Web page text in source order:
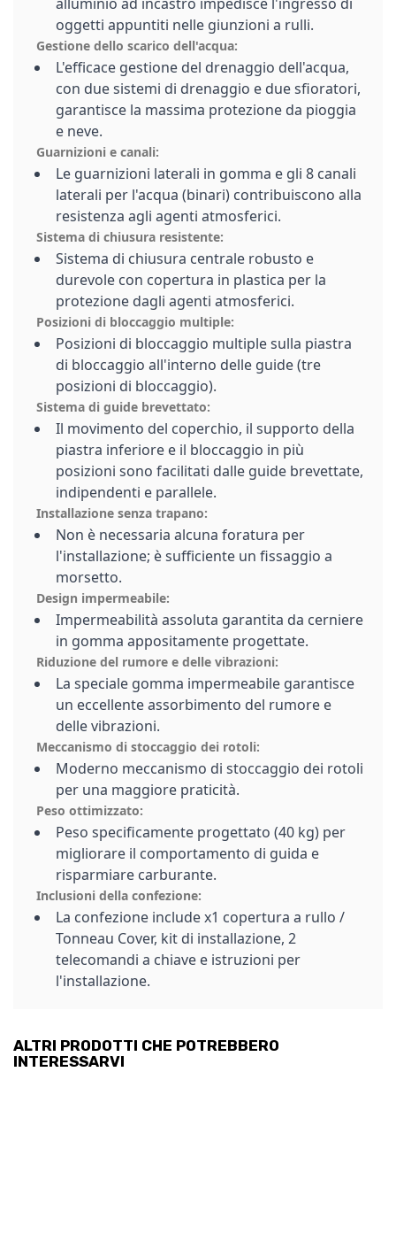
oggetti appuntiti nelle giunzioni a rulli.
Gestione dello scarico dell'acqua:
L'efficace gestione del drenaggio dell'acqua,
con due sistemi di drenaggio e due sfioratori,
garantisce la massima protezione da pioggia
e neve.
Guarnizioni e canali:
Le guarnizioni laterali in gomma e gli 8 canali
laterali per l'acqua (binari) contribuiscono alla
resistenza agli agenti atmosferici.
Sistema di chiusura resistente:
Sistema di chiusura centrale robusto e
durevole con copertura in plastica per la
protezione dagli agenti atmosferici.
Posizioni di bloccaggio multiple:
Posizioni di bloccaggio multiple sulla piastra
di bloccaggio all'interno delle guide (tre
posizioni di bloccaggio).
Sistema di guide brevettato:
Il movimento del coperchio, il supporto della
piastra inferiore e il bloccaggio in più
posizioni sono facilitati dalle guide brevettate,
indipendenti e parallele.
Installazione senza trapano:
Non è necessaria alcuna foratura per
l'installazione; è sufficiente un fissaggio a
morsetto.
Design impermeabile:
Impermeabilità assoluta garantita da cerniere
in gomma appositamente progettate.
Riduzione del rumore e delle vibrazioni:
La speciale gomma impermeabile garantisce
un eccellente assorbimento del rumore e
delle vibrazioni.
Meccanismo di stoccaggio dei rotoli:
Moderno meccanismo di stoccaggio dei rotoli
per una maggiore praticità.
Peso ottimizzato:
Peso specificamente progettato (40 kg) per
migliorare il comportamento di guida e
risparmiare carburante.
Inclusioni della confezione:
La confezione include x1 copertura a rullo /
Tonneau Cover, kit di installazione, 2
telecomandi a chiave e istruzioni per
l'installazione.
ALTRI PRODOTTI CHE POTREBBERO
INTERESSARVI